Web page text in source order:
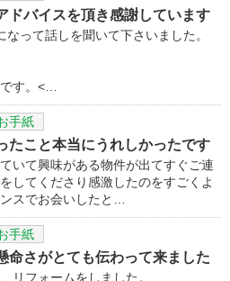
ドバイスを頂き感謝しています
って話しを聞いて下さいました。
す。<…
手紙
たこと本当にうれしかったです
いて興味がある物件が出てすぐご連
してくださり感激したのをすごくよ
スでお会いしたと…
手紙
命さがとても伝わって来ました
リフォームをしました。